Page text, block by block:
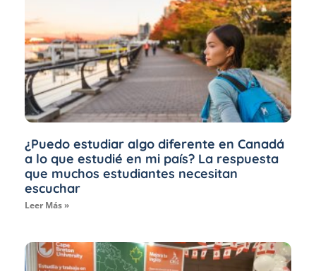
¿Puedo estudiar algo diferente en Canadá
a lo que estudié en mi país? La respuesta
que muchos estudiantes necesitan
escuchar
Leer Más »